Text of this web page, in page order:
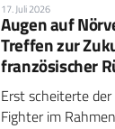
17. Juli 2026
Augen auf
Treffen zur
französischer
Erst scheiterte
Fighter im